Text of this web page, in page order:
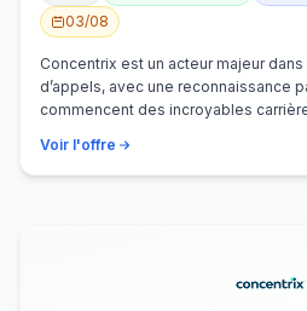
03/08
Concentrix est un acteur majeur
d’appels, avec une reconnaissance
commencent des incroyables
Voir l'offre